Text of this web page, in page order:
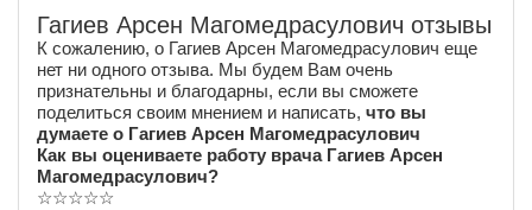
Гагиев Арсен Магомедрасулович отзывы
К сожалению, о Гагиев Арсен Магомедрасулович еще
нет ни одного отзыва. Мы будем Вам очень
признательны и благодарны, если вы сможете
поделиться своим мнением и написать, что вы
думаете о Гагиев Арсен Магомедрасулович
Как вы оцениваете работу врача Гагиев Арсен
Магомедрасулович?
☆☆☆☆☆